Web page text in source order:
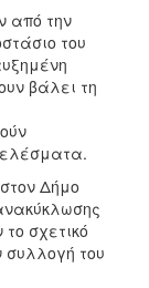
από την
του
βάλει τη
Δήμο
σχετικό
συλλογή του